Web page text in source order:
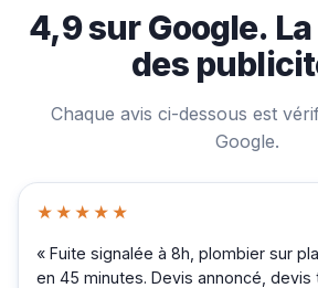
4,9 sur Google.
des
Chaque avis ci-dessous est
Google.
★★★★★
« Fuite signalée à 8h, plombier sur
en 45 minutes. Devis annoncé, devis